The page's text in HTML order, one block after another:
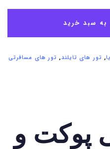
به سبد خرید
, تور های تایلند, تور های مسافرتی
پوکت و